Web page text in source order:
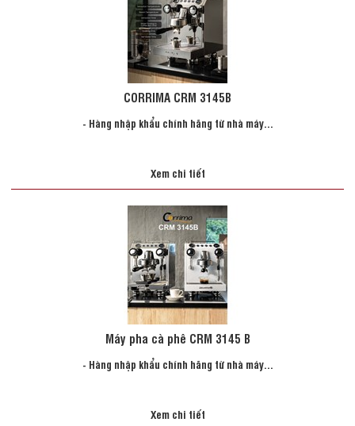
CORRIMA CRM 3145B
- Hàng nhập khẩu chính hãng từ nhà máy...
Xem chi tiết
Máy pha cà phê CRM 3145 B
- Hàng nhập khẩu chính hãng từ nhà máy...
Xem chi tiết